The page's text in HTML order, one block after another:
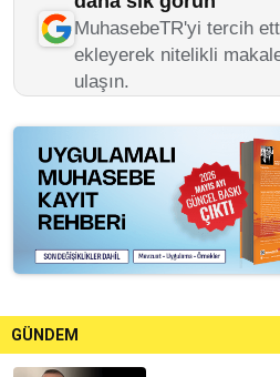
MuhasebeTR'yi tercih
ekleyerek nitelikli
ulaşın.
GÜNDEM